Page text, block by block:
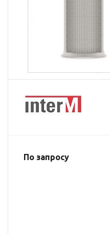
По запросу